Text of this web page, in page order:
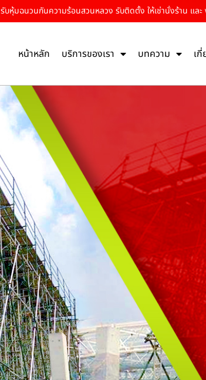
รับหุ้มฉนวนกันความร้อนสวนหลวง รับติดตั้ง ให้เช่านั่งร้าน แล
หน้าหลัก บริการของเรา บทความ เ